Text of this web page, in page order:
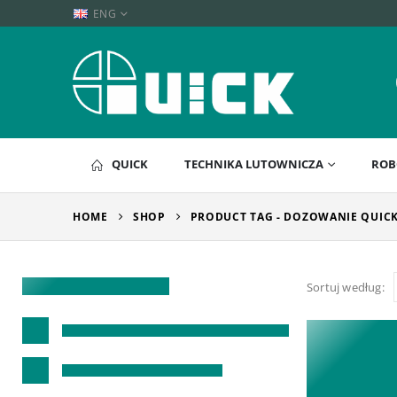
ENG
QUICK TECHNIKA LUTOWNICZA
HOME SHOP PRODUCT TAG - DOZOWANIE QUICK
Sortuj według: